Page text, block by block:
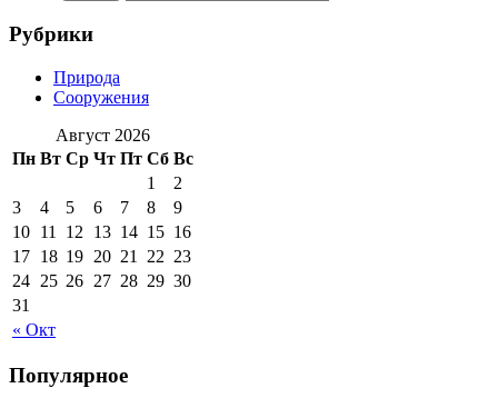
Рубрики
Природа
Сооружения
Август 2026
Пн Вт Ср Чт Пт Сб Вс
« Окт
1
2
3
4 5 6 7 8
9
10 11 12 13 14 15 16
17 18 19 20 21 22 23
24 25 26 27 28 29 30
31
Популярное